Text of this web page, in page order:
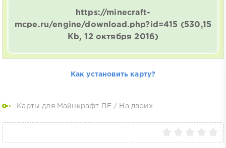
https://minecraft-
mcpe.ru/engine/download.php?id=415 (530,15
Kb, 12 октября 2016)
Как установить карту?
Карты для Майнкрафт ПЕ / На двоих